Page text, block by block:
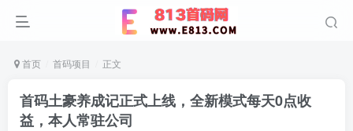
首页 首码项目 正文
首码土豪养成记正式上线，全新模式每天0点收
益，本人常驻公司